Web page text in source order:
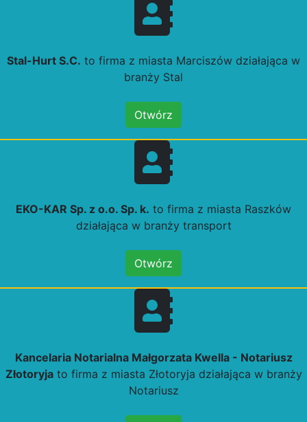
Stal-Hurt S.C. to firma z miasta Marciszów działająca w
branży Stal
Otwórz
EKO-KAR Sp. z o.o. Sp. k. to firma z miasta Raszków
działająca w branży transport
Otwórz
Kancelaria Notarialna Małgorzata Kwella - Notariusz
Złotoryjato firma z miasta Złotoryja działająca w branży
Notariusz